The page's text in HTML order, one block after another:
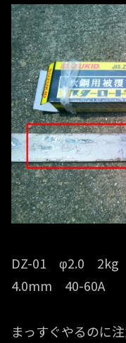
DZ-01 φ2.0
4.0mm 40-60A
まっすぐやるのに